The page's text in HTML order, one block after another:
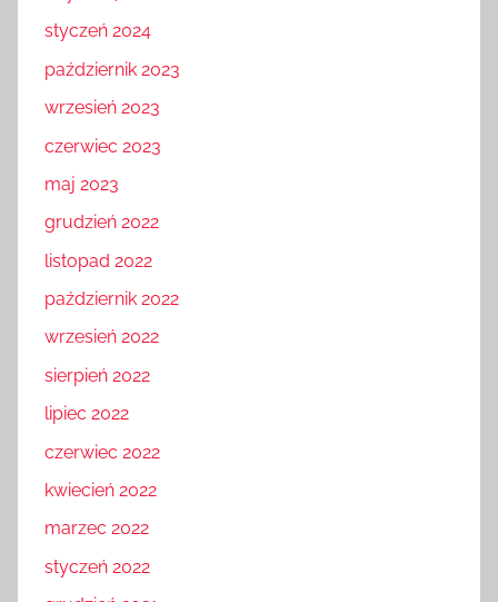
styczeń 2024
październik 2023
wrzesień 2023
czerwiec 2023
maj 2023
grudzień 2022
listopad 2022
październik 2022
wrzesień 2022
sierpień 2022
lipiec 2022
czerwiec 2022
kwiecień 2022
marzec 2022
styczeń 2022